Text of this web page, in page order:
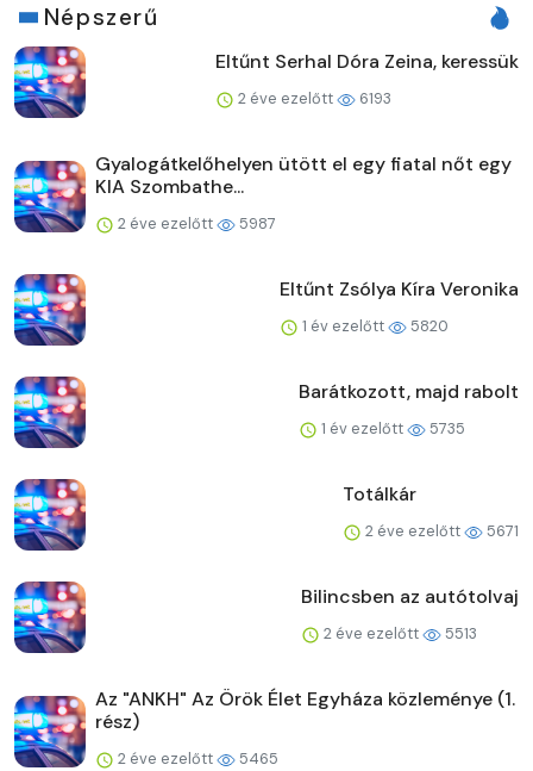
Népszerű
Eltűnt Serhal Dóra Zeina, keressük
2 éve ezelőtt 6193
Gyalogátkelőhelyen ütött el egy fiatal nőt egy
KIA Szombathe...
2 éve ezelőtt 5987
Eltűnt Zsólya Kíra Veronika
1 év ezelőtt 5820
Barátkozott, majd rabolt
1 év ezelőtt 5735
Totálkár
2 éve ezelőtt 5671
Bilincsben az autótolvaj
2 éve ezelőtt 5513
Az "ANKH" Az Örök Élet Egyháza közleménye (1.
rész)
2 éve ezelőtt 5465